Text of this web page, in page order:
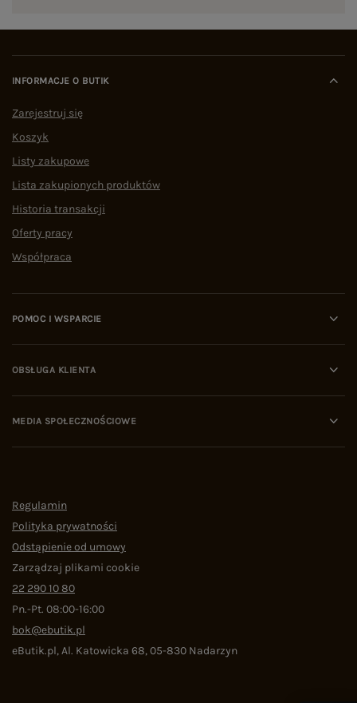
INFORMACJE O BUTIK
Zarejestruj się
Koszyk
Listy zakupowe
Lista zakupionych produktów
Historia transakcji
Oferty pracy
Współpraca
POMOC I WSPARCIE
OBSŁUGA KLIENTA
MEDIA SPOŁECZNOŚCIOWE
Regulamin
Polityka prywatności
Odstąpienie od umowy
Zarządzaj plikami cookie
22 290 10 80
Pn.-Pt. 08:00-16:00
bok@ebutik.pl
eButik.pl,Al. Katowicka 68,05-830 Nadarzyn